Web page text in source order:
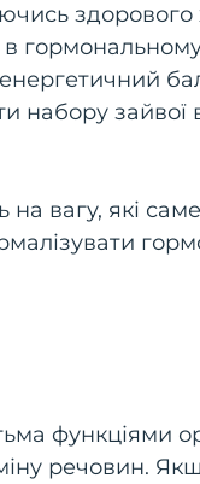
набору
вагу, які
функціями
речовин.